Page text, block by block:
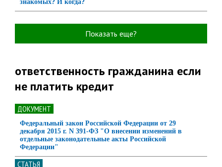
знакомых? И когда?
Показать еще?
ответственность гражданина если
не платить кредит
ДОКУМЕНТ
Федеральный закон Российской Федерации от 29
декабря 2015 г. N 391-ФЗ "О внесении изменений в
отдельные законодательные акты Российской
Федерации"
СТАТЬЯ